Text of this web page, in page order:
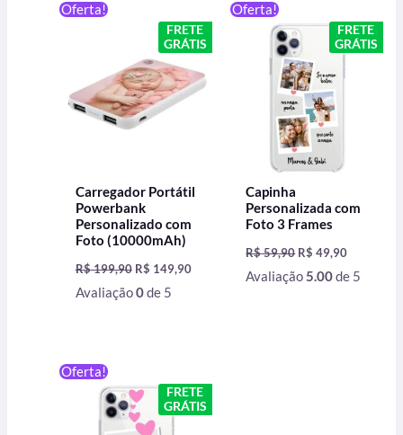
Oferta!
FRETE
GRÁTIS
Carregador Portátil
Powerbank
Personalizado com
Foto (10000mAh)
R$199,90
preço
original
R$ 199,90.
R$ 149,90
preço
atual
é:
Avaliação0de 5
Oferta!
FRETE
GRÁTIS
Capinha
Personalizada com
Foto 3 Frames
R$59,90
original
era:
R$ 59,90.
R$ 49,90
preço
atual
é:
Avaliação5.00de 5
Oferta!
FRETE
GRÁTIS
original
era:
R$ 59,90.
preço
atual
é: